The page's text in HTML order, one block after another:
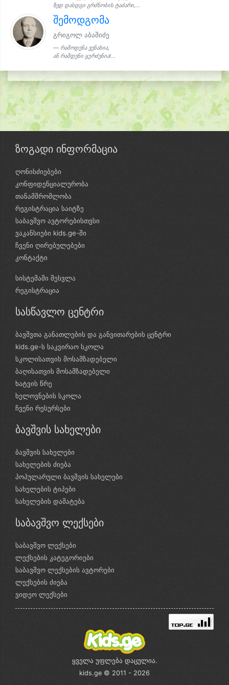
ზედ დასდგი გრძნობის ტაძარი,...
შემოდგომა
გრიგოლ აბაშიძე
რამოდენა ვენახია,
ან რამდენი ყურძენია!...
ზოგადი ინფორმაცია
ღონისძიებები
კონფიდენციალურობა
თანამშრომლობა
რეგისტრაცია საიტზე
საბავშვო ავტორებისთვსი
ვაკანსიები kids.ge-ში
ჩვენი ღირებულებები
კონტაქტი
სისტემაში შესვლა
რეგისტრაცია
სასწავლო ცენტრი
ბავშვთა განათლების და განვითარების ცენტრი
kids.ge-ს საკვირაო სკოლა
სკოლისათვის მოსამზადებელი
ბაღისათვის მოსამზადებელი
ხატვის წრე
ხელოვნების სკოლა
ჩვენი რესურსები
ბავშვის სახელები
ბავშვის სახელები
სახელების ძიება
პოპულარული ბავშვის სახელები
სახელების ტიპები
სახელების დამატება
საბავშვო ლექსები
საბავშვო ლექსები
ლექსების კატეგორიები
საბავშვო ლექსების ავტორები
ლექსების ძიება
ვიდეო ლექსები
ყველა უფლება დაცულია.
kids.ge © 2011 - 2026